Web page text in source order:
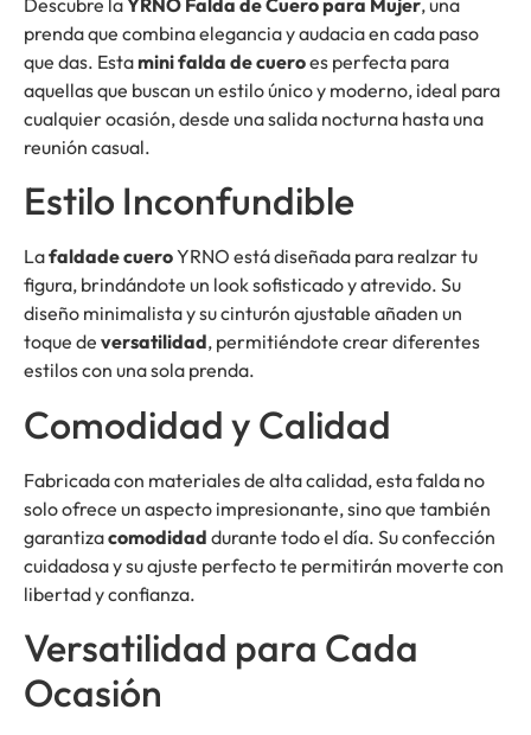
prenda que combina elegancia y audacia en cada paso
que das. Estamini falda de cueroes perfecta para
aquellas que buscan un estilo único y moderno, ideal para
cualquier ocasión, desde una salida nocturna hasta una
reunión casual.
Estilo Inconfundible
Lafaldade cueroYRNO está diseñada para realzar tu
figura, brindándote un look sofisticado y atrevido. Su
diseño minimalista y su cinturón ajustable añaden un
toque de versatilidad, permitiéndote crear diferentes
estilos con una sola prenda.
Comodidad y Calidad
Fabricada con materiales de alta calidad, esta falda no
solo ofrece un aspecto impresionante, sino que también
garantizacomodidad durante todo el día. Su confección
cuidadosa y su ajuste perfecto te permitirán moverte con
libertad y confianza.
Versatilidad para Cada
Ocasión